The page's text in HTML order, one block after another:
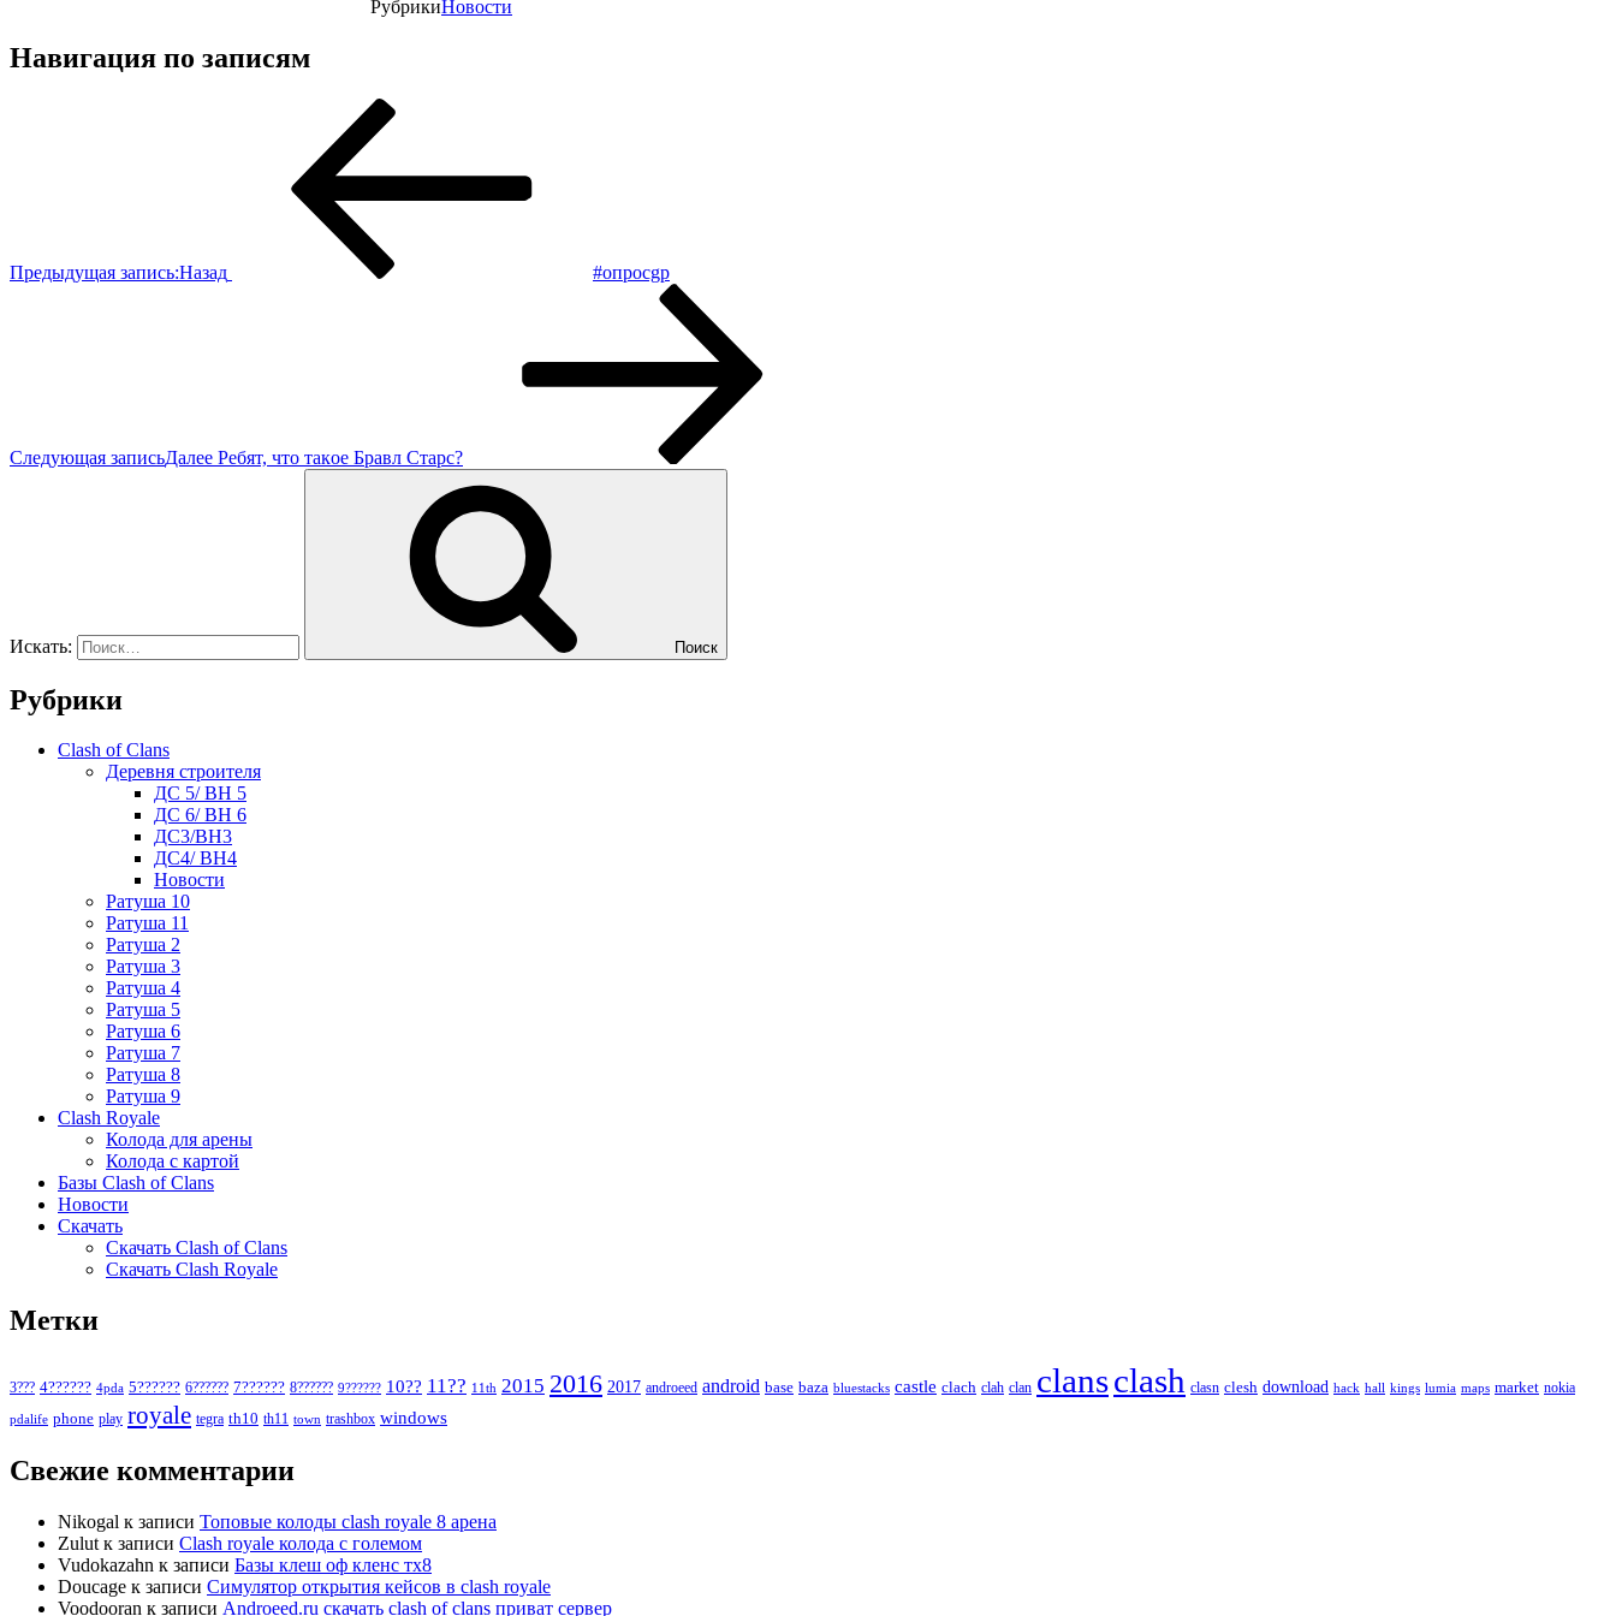
РубрикиНовости
Навигация по записям
Предыдущая запись:Назад #опpосgp
Следующая записьДалее Ребят, что тaкoe Бpaвл Стapc?
Искать: Поиск
Рубрики
Clash of Clans
Деревня строителя
ДС 5/ BH 5
ДС 6/ BH 6
ДС3/BH3
ДС4/ BH4
Новости
Ратуша 10
Ратуша 11
Ратуша 2
Ратуша 3
Ратуша 4
Ратуша 5
Ратуша 6
Ратуша 7
Ратуша 8
Ратуша 9
Clash Royale
Колода для арены
Колода с картой
Базы Clash of Clans
Новости
Скачать
Скачать Clash of Clans
Скачать Clash Royale
Метки
3??? 4?????? 4pda 5?????? 6?????? 7?????? 8?????? 9?????? 10?? 11?? 11th 2015 2016 2017 androeed android base baza bluestacks castle clach clah clan clansclash clasn clesh download hack hall kings lumia maps market nokia
pdalife phone play royale tegra th10 th11 town trashbox windows
Свежие комментарии
Nikogal к записи Топовые колоды clash royale 8 арена
Zulut к записи Clash royale колода с големом
Vudokazahn к записи Базы клеш оф кленс тх8
Doucage к записи Симулятор открытия кейсов в clash royale
Voodooran к записи Androeed.ru скачать clash of clans приват сервер